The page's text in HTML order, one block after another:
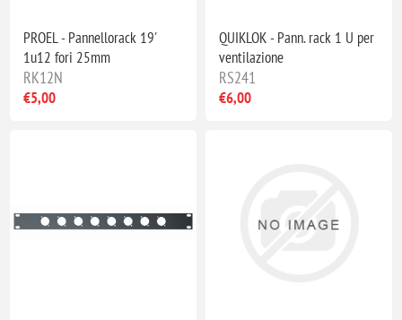
PROEL - Pannellorack 19'
1u12 fori 25mm
RK12N
€5,00
QUIKLOK - Pann. rack 1 U per
ventilazione
RS241
€6,00